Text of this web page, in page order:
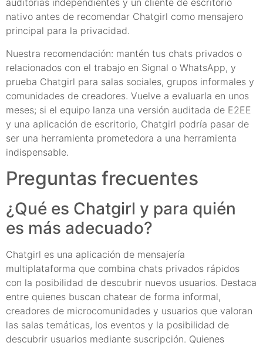
auditorías independientes y un cliente de escritorio
nativo antes de recomendar Chatgirl como mensajero
principal para la privacidad.
Nuestra recomendación: mantén tus chats privados o
relacionados con el trabajo en Signal o WhatsApp, y
prueba Chatgirl para salas sociales, grupos informales y
comunidades de creadores. Vuelve a evaluarla en unos
meses; si el equipo lanza una versión auditada de E2EE
y una aplicación de escritorio, Chatgirl podría pasar de
ser una herramienta prometedora a una herramienta
indispensable.
Preguntas frecuentes
¿Qué es Chatgirl y para quién
es más adecuado?
Chatgirl es una aplicación de mensajería
multiplataforma que combina chats privados rápidos
con la posibilidad de descubrir nuevos usuarios. Destaca
entre quienes buscan chatear de forma informal,
creadores de microcomunidades y usuarios que valoran
las salas temáticas, los eventos y la posibilidad de
descubrir usuarios mediante suscripción. Quienes